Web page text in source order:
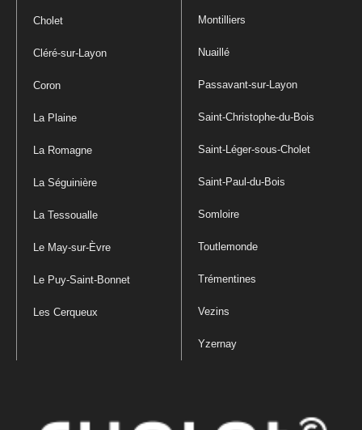
Cholet
Cléré-sur-Layon
Coron
La Plaine
La Romagne
La Séguinière
La Tessoualle
Le May-sur-Èvre
Le Puy-Saint-Bonnet
Les Cerqueux
Montilliers
Nuaillé
Passavant-sur-Layon
Saint-Christophe-du-Bois
Saint-Léger-sous-Cholet
Saint-Paul-du-Bois
Somloire
Toutlemonde
Trémentines
Vezins
Yzernay